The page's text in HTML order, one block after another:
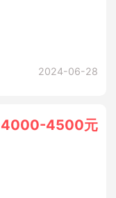
2024-06-28
4000-4500元